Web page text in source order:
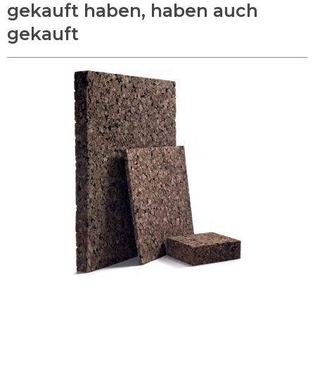
gekauft haben, haben auch
gekauft